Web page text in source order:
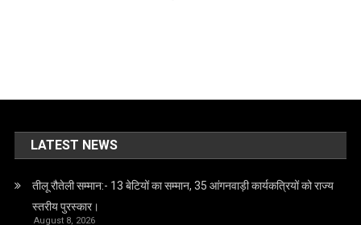
LATEST NEWS
तीलू रौतेली सम्मान:- 13 बेटियों का सम्मान, 35 आंगनवाड़ी कार्यकत्रियों को राज्य
स्तरीय पुरस्कार।
August 8, 2026